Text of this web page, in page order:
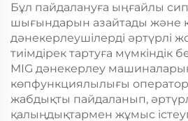
Бұл пайдалануға ыңғайлы
шығындарын азайтады және
дәнекерлеушілерді әртүрлі
тиімдірек тартуға мүмкіндік
MIG дәнекерлеу
көпфункциялылығы
жабдықты пайдаланып,
қалыңдықтармен жұмыс